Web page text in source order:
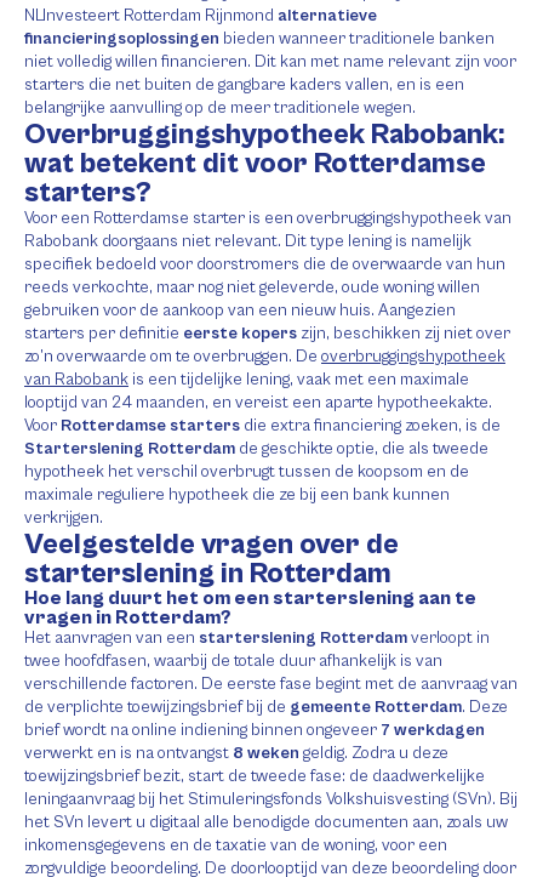
NLInvesteert Rotterdam Rijnmond alternatieve
financieringsoplossingen bieden wanneer traditionele banken
niet volledig willen financieren. Dit kan met name relevant zijn voor
starters die net buiten de gangbare kaders vallen, en is een
belangrijke aanvulling op de meer traditionele wegen.
Overbruggingshypotheek Rabobank:
wat betekent dit voor Rotterdamse
starters?
Voor een Rotterdamse starter is een overbruggingshypotheek van
Rabobank doorgaans niet relevant. Dit type lening is namelijk
specifiek bedoeld voor doorstromers die de overwaarde van hun
reeds verkochte, maar nog niet geleverde, oude woning willen
gebruiken voor de aankoop van een nieuw huis. Aangezien
starters per definitie eerste kopers zijn, beschikken zij niet over
zo’n overwaarde om te overbruggen. De overbruggingshypotheek
van Rabobank is een tijdelijke lening, vaak met een maximale
looptijd van 24 maanden, en vereist een aparte hypotheekakte.
Voor Rotterdamse starters die extra financiering zoeken, is de
Starterslening Rotterdam de geschikte optie, die als tweede
hypotheek het verschil overbrugt tussen de koopsom en de
maximale reguliere hypotheek die ze bij een bank kunnen
verkrijgen.
Veelgestelde vragen over de
starterslening in Rotterdam
Hoe lang duurt het om een starterslening aan te
vragen in Rotterdam?
Het aanvragen van een starterslening Rotterdamverloopt in
twee hoofdfasen, waarbij de totale duur afhankelijk is van
verschillende factoren. De eerste fase begint met de aanvraag van
de verplichte toewijzingsbrief bij de gemeente Rotterdam. Deze
brief wordt na online indiening binnen ongeveer 7 werkdagen
verwerkt en is na ontvangst 8 weken geldig. Zodra u deze
toewijzingsbrief bezit, start de tweede fase: de daadwerkelijke
leningaanvraag bij het Stimuleringsfonds Volkshuisvesting (SVn). Bij
het SVn levert u digitaal alle benodigde documenten aan, zoals uw
inkomensgegevens en de taxatie van de woning, voor een
zorgvuldige beoordeling. De doorlooptijd van deze beoordeling door